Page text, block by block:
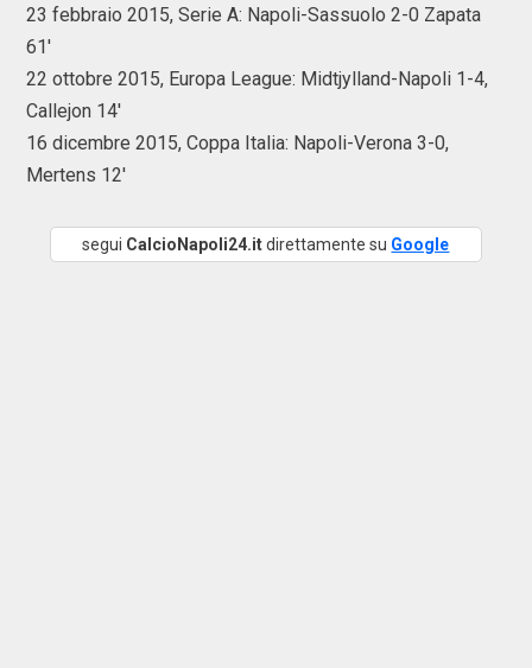
23 febbraio 2015, Serie A: Napoli-Sassuolo 2-0 Zapata
61'
22 ottobre 2015, Europa League: Midtjylland-Napoli 1-4,
Callejon 14'
16 dicembre 2015, Coppa Italia: Napoli-Verona 3-0,
Mertens 12'
segui CalcioNapoli24.itdirettamente su Google